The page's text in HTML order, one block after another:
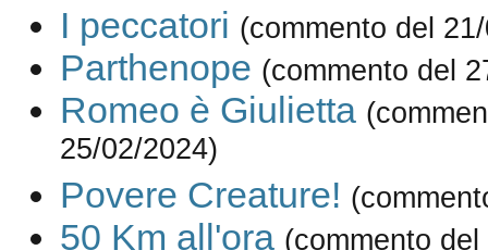
I peccatori (commento del
Parthenope (commento del
Romeo è Giulietta
25/02/2024)
Povere Creature!
50 Km all'ora (commento